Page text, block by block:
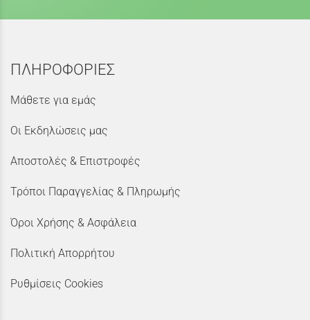
ΠΛΗΡΟΦΟΡΙΕΣ
Μάθετε για εμάς
Οι Εκδηλώσεις μας
Αποστολές & Επιστροφές
Τρόποι Παραγγελίας & Πληρωμής
Όροι Χρήσης & Ασφάλεια
Πολιτική Απορρήτου
Ρυθμίσεις Cookies